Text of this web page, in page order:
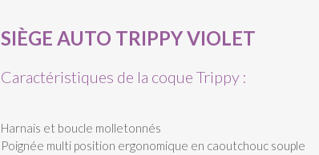
SIÈGE AUTO TRIPPY VIOLET
Caractéristiques de la coque Trippy :
Harnais et boucle molletonnés
Poignée multi position ergonomique en caoutchouc souple